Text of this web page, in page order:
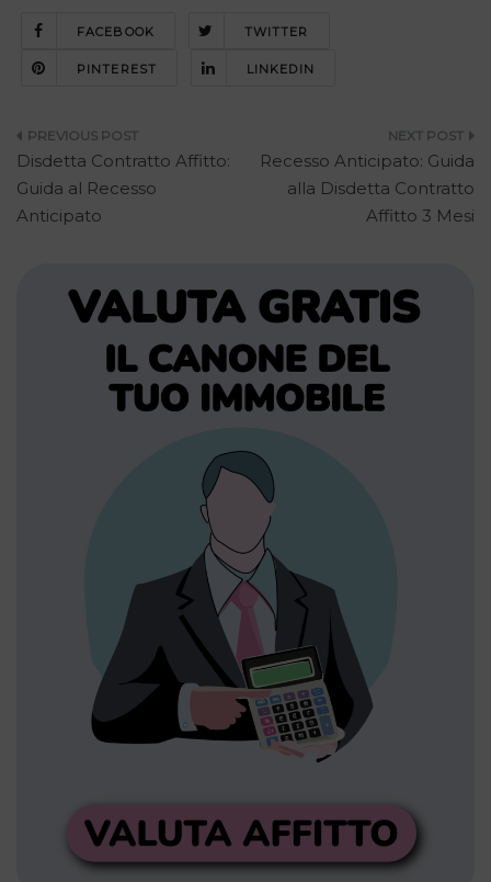
FACEBOOK TWITTER
PINTEREST LINKEDIN
Navigazione
articoli
Disdetta Contratto Affitto:
Guida al Recesso
Anticipato
Recesso Anticipato: Guida
alla Disdetta Contratto
Affitto 3 Mesi